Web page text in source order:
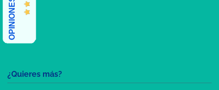
¿Quieres más?